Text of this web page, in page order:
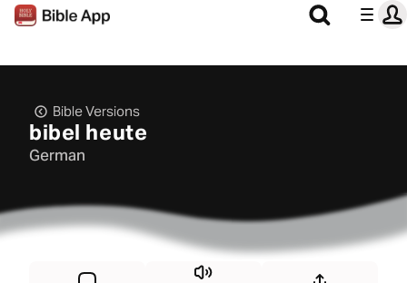
Bible Versions
bibel heute
German